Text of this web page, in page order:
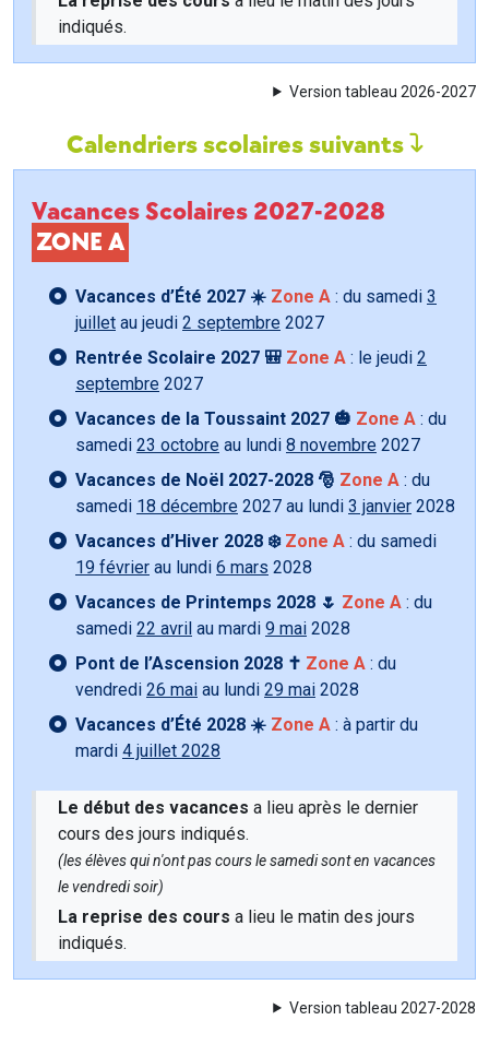
indiqués.
Version tableau 2026-2027
Calendriers scolaires suivants
Vacances Scolaires 2027-2028
ZONE A
Vacances d’Été 2027 ☀️ Zone A : du samedi 3
juillet au jeudi 2 septembre 2027
Rentrée Scolaire 2027 🎒 Zone A : le jeudi 2
septembre 2027
Vacances de la Toussaint 2027 🎃 Zone A : du
samedi 23 octobre au lundi 8 novembre 2027
Vacances de Noël 2027-2028 🎅 Zone A : du
samedi 18 décembre 2027 au lundi 3 janvier 2028
Vacances d’Hiver 2028 ❄️ Zone A : du samedi
19 février au lundi 6 mars 2028
Vacances de Printemps 2028 🌷 Zone A : du
samedi 22 avril au mardi 9 mai 2028
Pont de l’Ascension 2028 ✝️ Zone A : du
vendredi 26 mai au lundi 29 mai 2028
Vacances d’Été 2028 ☀️ Zone A : à partir du
mardi 4 juillet 2028
Le début des vacances a lieu après le dernier
cours des jours indiqués.
(les élèves qui n'ont pas cours le samedi sont en vacances
le vendredi soir)
La reprise des cours a lieu le matin des jours
indiqués.
Version tableau 2027-2028